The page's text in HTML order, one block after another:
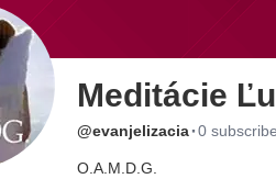
Meditácie
@evanjelizacia·0
O.A.M.D.G.